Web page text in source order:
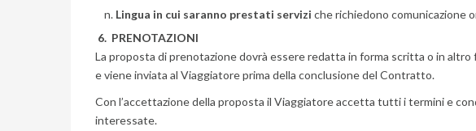
Lingua in cui saranno prestati servizi che richiedono comunicazione
6. PRENOTAZIONI
La proposta di prenotazione dovrà essere redatta in forma scritta o in
e viene inviata al Viaggiatore prima della conclusione del Contratto.
Con l’accettazione della proposta il Viaggiatore accetta tutti i termini e
interessate.